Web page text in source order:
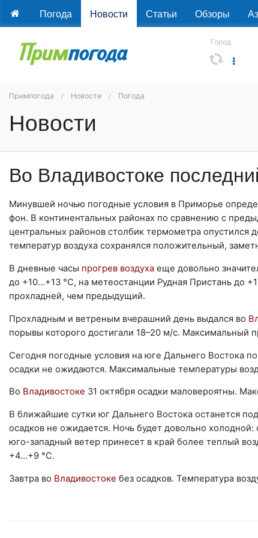
Погода Новости Статьи Обзоры
Город
Примпогода Новости Погода
Новости
Во Владивостоке
Минувшей ночью погодные условия в Приморье
фон. В континентальных районах по сравнению с
центральных районов столбик термометра опустился
температур воздуха сохранялся положительный,
В дневные часы прогрев воздуха еще довольно
до +10…+13 °С, на метеостанции Рудная Пристань до
прохладней, чем предыдущий.
Прохладным и ветреным вчерашний день выдался во
порывы которого достигали 18–20 м/с. Максимальный
Сегодня погодные условия на юге Дальнего Востока
осадки не ожидаются. Максимальные температуры
Во Владивостоке 31 октября осадки маловероятны.
В ближайшие сутки юг Дальнего Востока останется
осадков не ожидается. Ночь будет довольно
юго-западный ветер принесет в край более теплый
+4…+9 °С.
Завтра во Владивостоке без осадков. Температура